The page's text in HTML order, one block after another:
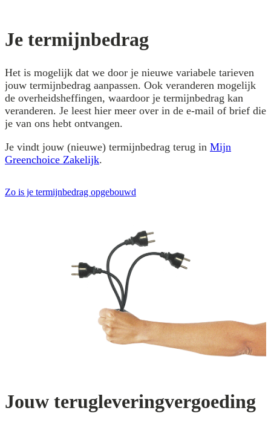
Je termijnbedrag
Het is mogelijk dat we door je nieuwe variabele tarieven
jouw termijnbedrag aanpassen. Ook veranderen mogelijk
de overheidsheffingen, waardoor je termijnbedrag kan
veranderen. Je leest hier meer over in de e-mail of brief die
je van ons hebt ontvangen.
Je vindt jouw (nieuwe) termijnbedrag terug in Mijn
Greenchoice Zakelijk.
Zo is je termijnbedrag opgebouwd
Jouw terugleveringvergoeding